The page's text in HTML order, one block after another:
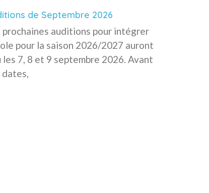
de Septembre 2026
prochaines auditions pour intégrer
pour la saison 2026/2027 auront
les 7, 8 et 9 septembre 2026. Avant
dates,